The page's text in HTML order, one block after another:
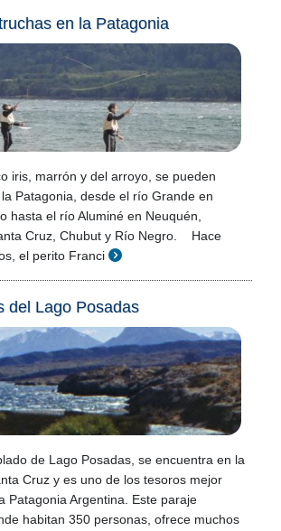
en la Patagonia
iris, marrón y del arroyo, se pueden
Patagonia, desde el río Grande en
hasta el río Aluminé en Neuquén,
Cruz, Chubut y Río Negro. Hace
el perito Franci
del Lago Posadas
de Lago Posadas, se encuentra en la
Cruz y es uno de los tesoros mejor
Patagonia Argentina. Este paraje
habitan 350 personas, ofrece muchos